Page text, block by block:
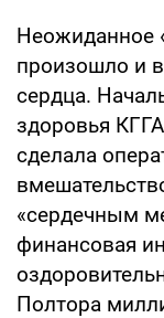
Неожиданное
произошло и
сердца.
здоровья
сделала
«сердечным
финансовая
Полтора